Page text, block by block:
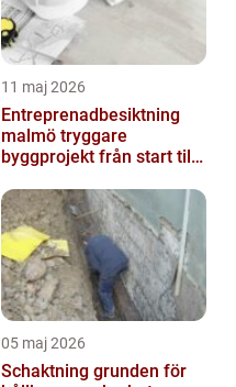
11 maj 2026
Entreprenadbesiktning
malmö tryggare
byggprojekt från start till
05 maj 2026
Schaktning grunden för